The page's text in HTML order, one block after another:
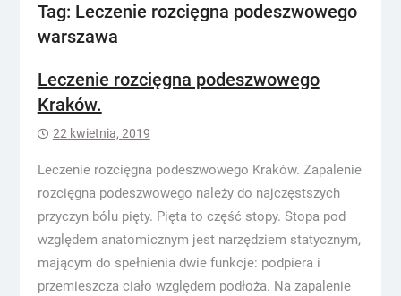
Tag: Leczenie rozcięgna podeszwowego
warszawa
Leczenie rozcięgna podeszwowego
Kraków.
22 kwietnia, 2019
Leczenie rozcięgna podeszwowego Kraków. Zapalenie
rozcięgna podeszwowego należy do najczęstszych
przyczyn bólu pięty. Pięta to część stopy. Stopa pod
względem anatomicznym jest narzędziem statycznym,
mającym do spełnienia dwie funkcje: podpiera i
przemieszcza ciało względem podłoża. Na zapalenie